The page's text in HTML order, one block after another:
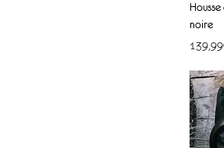
noire
Price